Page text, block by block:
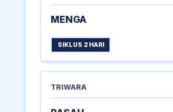
MENGA
SIKLUS 2 HARI
TRIWARA